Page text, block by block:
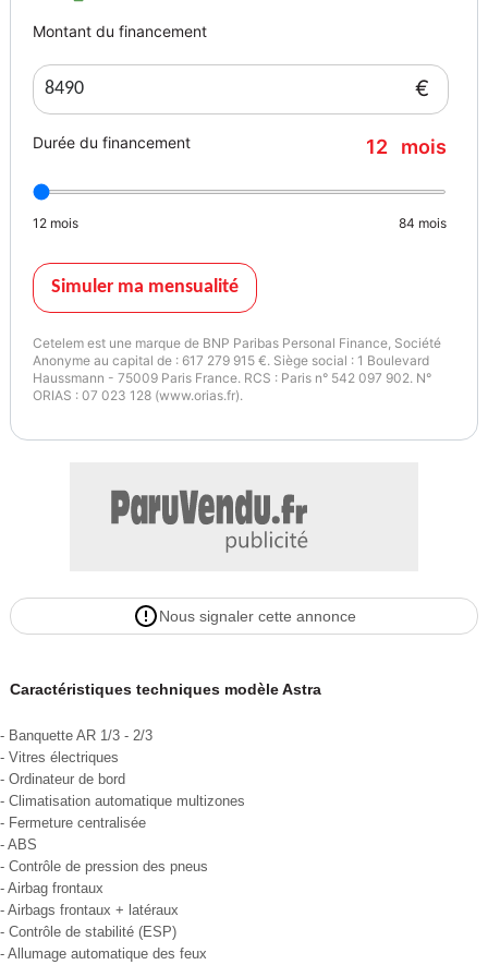
- autoradio cd + USB + auxiliaire commande au volant
- camera de recul arrière
- radar de recul avant + arrière
- allumage des feux automatique
- essuie glace automatique
- rétroviseurs électriques
- rétroviseurs rabattants électriques
- essuie glace arrière
- attache sièges ISOFIX
- ordinateur de bord
- direction assistée
- projecteur antibrouillard avant + arrière
- air-bag fronteaux
- esp
- volant réglable en hauteur
- contrôle technique OK
- carnet d'entretien a jour et disponible
- véhicule garanti 1 an ( moteur et boite par société de garantie )
- possibilité d'extension de garanti jusqu'à 36 mois moteur / boite
****réparations effectuées****
- courroie d'accessoire changée
- vidange + filtre moteur effectuée
- véhicule très bien entretenu
- contrôle technique OK
- notice d'utilisation disponible
Montant du financement
€
Durée du financement 12 mois
12 mois 84 mois
Simuler ma mensualité
Cetelem est une marque de BNP Paribas Personal Finance, Société
Anonyme au capital de : 617 279 915 €. Siège social : 1 Boulevard
Haussmann - 75009 Paris France. RCS : Paris n° 542 097 902. N°
ORIAS : 07 023 128 (www.orias.fr).
Nous signaler cette annonce
Caractéristiques techniques modèle Astra
- Banquette AR 1/3 - 2/3
- Vitres électriques
- Ordinateur de bord
- Climatisation automatique multizones
- Fermeture centralisée
- ABS
- Contrôle de pression des pneus
- Airbag frontaux
- Airbags frontaux + latéraux
- Contrôle de stabilité (ESP)
- Allumage automatique des feux